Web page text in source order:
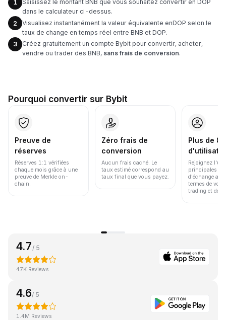
1
Saisissez le montant BNB que vous souhaitez convertir en DOP
dans le calculateur ci-dessus.
2
Visualisez instantanément la valeur équivalente enDOP selon le
taux de change en temps réel entre BNB et DOP.
3
Créez gratuitement un compte Bybit pour convertir, acheter,
vendre ou trader des BNB, sans frais de conversion.
Pourquoi convertir sur Bybit
Preuve de
réserves
Réserves 1:1 vérifiées
chaque mois grâce à une
preuve de Merkle on-
chain.
Zéro frais de
conversion
Aucun frais caché. Le
taux estimé correspond au
taux final que vous payez.
Plus de
Rejoignez
principales
d'échange au
termes de
trading et de
4.7/ 5
47K Reviews
4.6/ 5
1.4M Reviews